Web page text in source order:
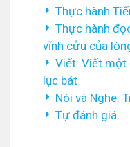
Thực hành
Thực hành
vĩnh cửu của
Viết: Viết một
lục bát
Nói và Nghe:
Tự đánh giá